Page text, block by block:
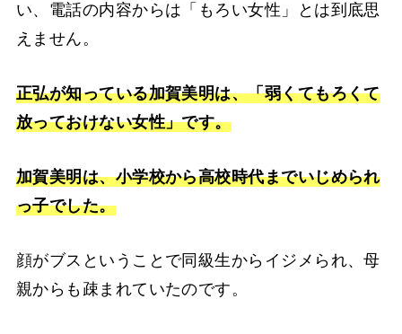
い、電話の内容からは「もろい女性」とは到底思
えません。
正弘が知っている加賀美明は、「弱くてもろくて
放っておけない女性」です。
加賀美明は、小学校から高校時代までいじめられ
っ子でした。
顔がブスということで同級生からイジメられ、母
親からも疎まれていたのです。